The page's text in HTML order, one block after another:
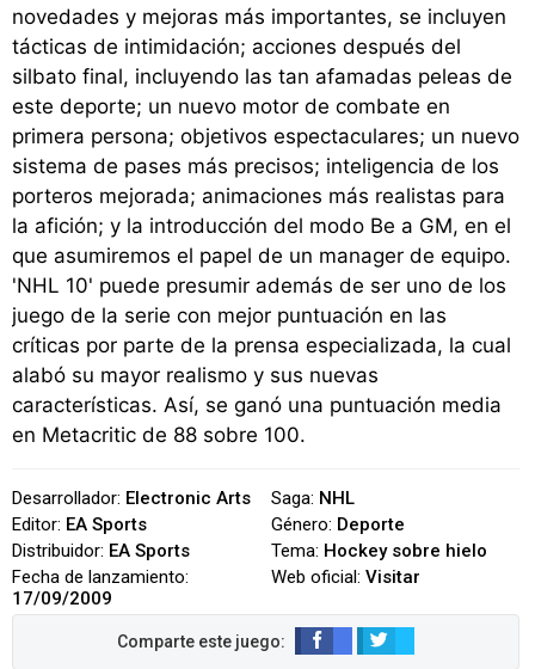
novedades y mejoras más importantes, se incluyen
tácticas de intimidación; acciones después del
silbato final, incluyendo las tan afamadas peleas de
este deporte; un nuevo motor de combate en
primera persona; objetivos espectaculares; un nuevo
sistema de pases más precisos; inteligencia de los
porteros mejorada; animaciones más realistas para
la afición; y la introducción del modo Be a GM, en el
que asumiremos el papel de un manager de equipo.
'NHL 10' puede presumir además de ser uno de los
juego de la serie con mejor puntuación en las
críticas por parte de la prensa especializada, la cual
alabó su mayor realismo y sus nuevas
características. Así, se ganó una puntuación media
en Metacritic de 88 sobre 100.
Desarrollador: Electronic Arts
Editor: EA Sports
Distribuidor: EA Sports
Fecha de lanzamiento:
17/09/2009
Saga: NHL
Género: Deporte
Tema: Hockey sobre hielo
Web oficial: Visitar